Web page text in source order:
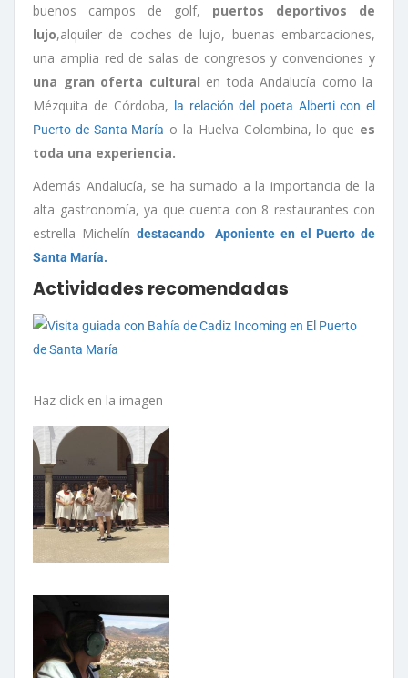
buenos campos de golf, puertos deportivos de
lujo,alquiler de coches de lujo, buenas embarcaciones,
una amplia red de salas de congresos y convenciones y
una gran oferta cultural en toda Andalucía como la
Mézquita de Córdoba, la relación del poeta Alberti con el
Puerto de Santa María o la Huelva Colombina, lo que es
toda una experiencia.
Además Andalucía, se ha sumado a la importancia de la
alta gastronomía, ya que cuenta con 8 restaurantes con
estrella Michelín destacando Aponiente en el Puerto de
Santa María.
Actividades recomendadas
Haz click en la imagen